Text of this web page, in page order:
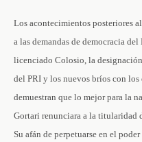
Los acontecimientos posteriores
a las demandas de democracia
licenciado Colosio, la
del PRI y los nuevos bríos con
demuestran que lo mejor para la
Gortari renunciara a la titularidad
Su afán de perpetuarse en el